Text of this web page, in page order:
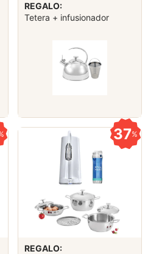
REGALO:
Tetera + infusionador
37%
REGALO: